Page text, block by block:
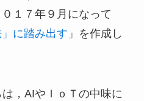
１７年９月になって
に踏み出す 」を作成し
，AIやＩｏＴの中味に